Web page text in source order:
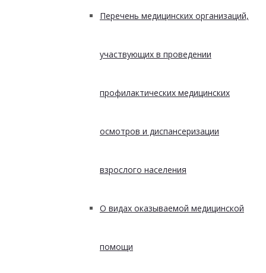
Перечень медицинских организаций,
участвующих в проведении
профилактических медицинских
осмотров и диспансеризации
взрослого населения
О видах оказываемой медицинской
помощи